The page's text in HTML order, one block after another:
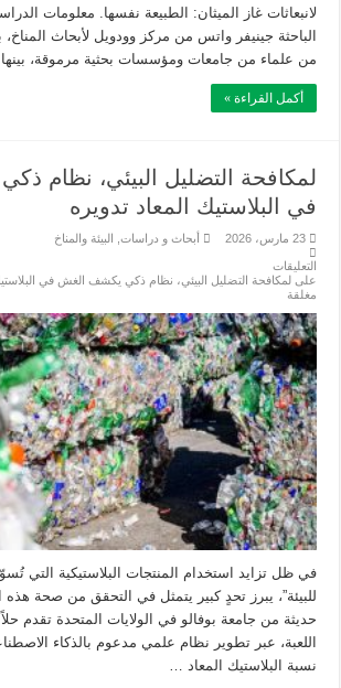
لانبعاثات غاز الميثان: الطبيعة نفسها. معلومات
الباحثة جينيفر واتس من مركز وودويل لأبحاث
من علماء من جامعات ومؤسسات بحثية مرموقة،
أكمل القراءة »
لمكافحة التضليل البيئي، نظام
في البلاستيك المعاد تدويره
23 مارس، 2026 أبحاث و دراسات البيئة والمناخ
التعليقات
على لمكافحة التضليل البيئي، نظام ذكي يكشف الغش في
مغلقة
في ظل تزايد استخدام المنتجات البلاستيكية التي
للبيئة”، يبرز تحدٍ كبير يتمثل في التحقق من صحة هذه
حديثة من جامعة بوفالو في الولايات المتحدة تقدم
اللعبة، عبر تطوير نظام علمي مدعوم بالذكاء
نسبة البلاستيك المعاد …